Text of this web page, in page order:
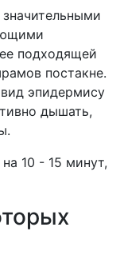
подходящей
постакне.
эпидермису
дышать,
10 - 15 минут,